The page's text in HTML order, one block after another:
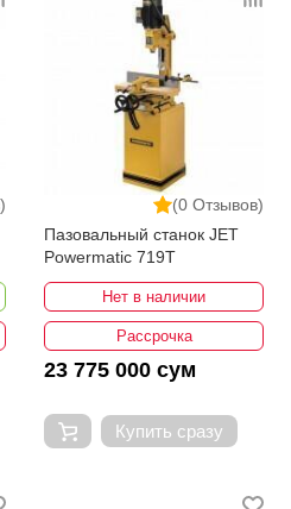
территории страны. Все
Узбекистану стоимость,
— это самый
здесь представлена
позиции из категории
(0 Отзывов)
Пазовальный станок JET
Powermatic 719T
Нет в наличии
Рассрочка
23 775 000 сум
Купить сразу